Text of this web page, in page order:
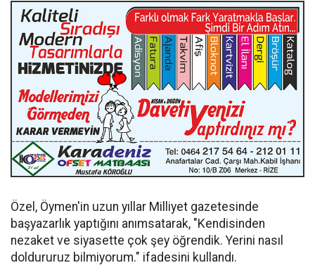
Özel, Öymen'in uzun yıllar Milliyet gazetesinde
başyazarlık yaptığını anımsatarak, "Kendisinden
nezaket ve siyasette çok şey öğrendik. Yerini nasıl
doldururuz bilmiyorum." ifadesini kullandı.